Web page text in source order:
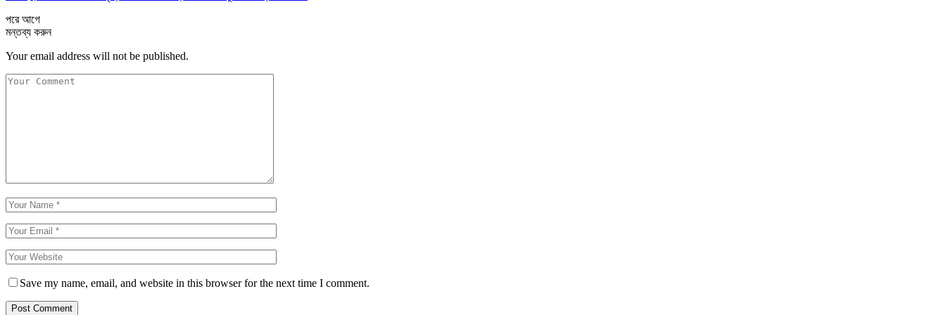
পরেআগে
মন্তব্য করুন
Your email address will not be published.
Save my name, email, and website in this browser for the next time I comment.